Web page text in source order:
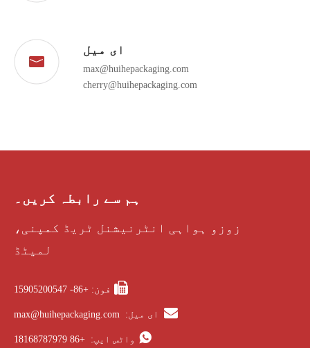
ای میل
max@huihepackaging.com
cherry@huihepackaging.com
ہم سے رابطہ کریں۔
زوزو ہواہی انٹرنیشنل ٹریڈ کمپنی،
لمیٹڈ
 فون: +86- 15905200547
 ای میل: max@huihepackaging.com
 واٹس ایپ: +86 18168787979